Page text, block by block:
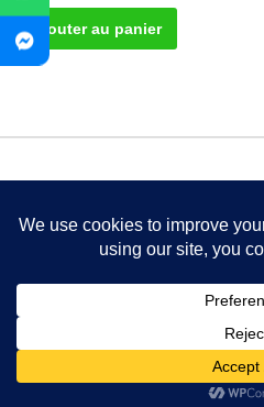
Ajouter au panier